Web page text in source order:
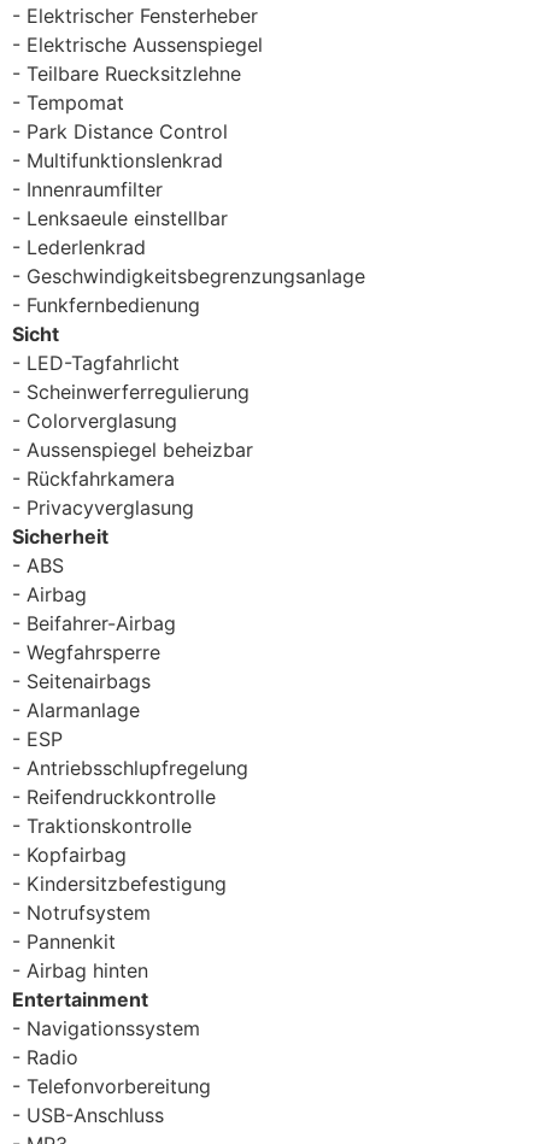
Elektrischer Fensterheber
Elektrische Aussenspiegel
Teilbare Ruecksitzlehne
Tempomat
Park Distance Control
Multifunktionslenkrad
Innenraumfilter
Lenksaeule einstellbar
Lederlenkrad
Geschwindigkeitsbegrenzungsanlage
Funkfernbedienung
Sicht
LED-Tagfahrlicht
Scheinwerferregulierung
Colorverglasung
Aussenspiegel beheizbar
Rückfahrkamera
Privacyverglasung
Sicherheit
ABS
Airbag
Beifahrer-Airbag
Wegfahrsperre
Seitenairbags
Alarmanlage
ESP
Antriebsschlupfregelung
Reifendruckkontrolle
Traktionskontrolle
Kopfairbag
Kindersitzbefestigung
Notrufsystem
Pannenkit
Airbag hinten
Entertainment
Navigationssystem
Radio
Telefonvorbereitung
USB-Anschluss